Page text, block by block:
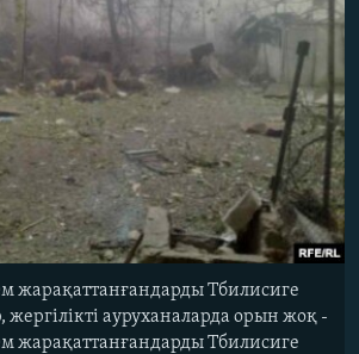
жарақаттанғандарды Тбилисиге
жергілікті ауруханаларда орын жоқ -
жарақаттанғандарды Тбилисиге